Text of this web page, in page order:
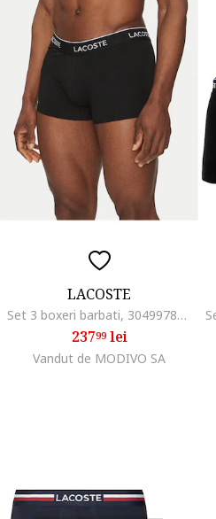
LACOSTE
Set 3 boxeri barbati, 304997853, Bumbac, Negru
23799lei
Vandut de MODIVO SA